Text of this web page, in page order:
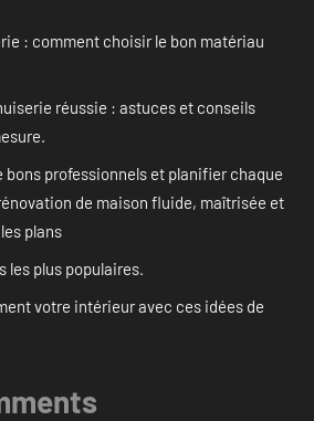
: comment choisir le bon matériau
réussie : astuces et conseils
bons professionnels et planifier chaque
de maison fluide, maîtrisée et
plans
les plus populaires.
votre intérieur avec ces idées de